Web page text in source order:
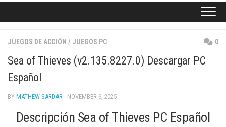
JUEGOS DE ACCIÓN / JUEGOS PC 0
Sea of Thieves (v2.135.8227.0) Descargar PC
Español
BY MATHEW SARDAR · NOVEMBER 6, 2025
Descripción Sea of Thieves PC Español